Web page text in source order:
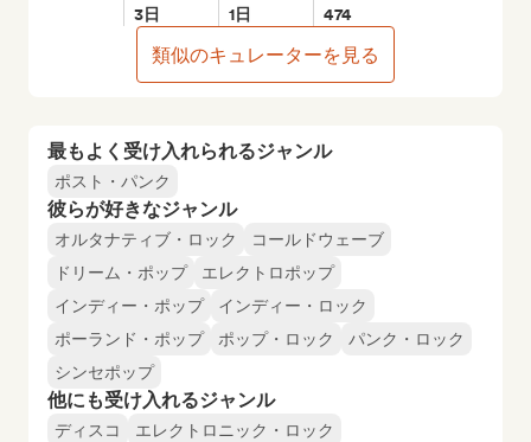
最もよく受け入れられるジャンル
ポスト・パンク
彼らが好きなジャンル
オルタナティブ・ロック
コールドウェーブ
ドリーム・ポップ
エレクトロポップ
インディー・ポップ
インディー・ロック
ポーランド・ポップ
ポップ・ロック
パンク・ロック
シンセポップ
他にも受け入れるジャンル
ディスコ
エレクトロニック・ロック
3日 1日 474
類似のキュレーターを見る